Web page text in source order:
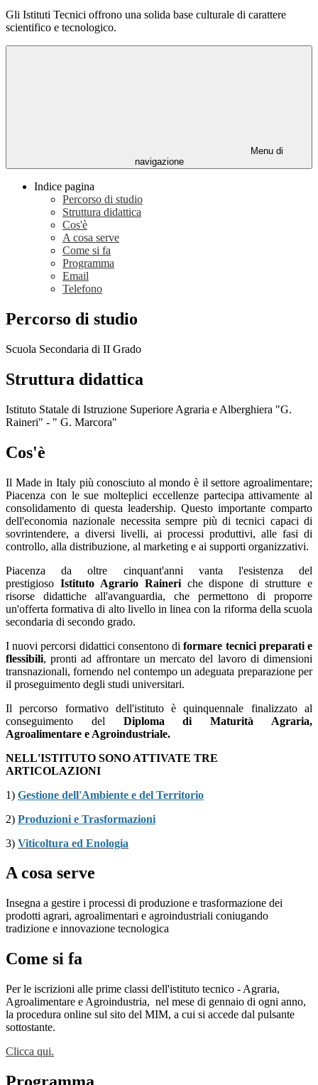
Gli Istituti Tecnici offrono una solida base culturale di carattere
scientifico e tecnologico.
Menu di
navigazione
Indice pagina
Percorso di studio
Struttura didattica
Cos'è
A cosa serve
Come si fa
Programma
Email
Telefono
Percorso di studio
Scuola Secondaria di II Grado
Struttura didattica
Istituto Statale di Istruzione Superiore Agraria e Alberghiera "G.
Raineri" - " G. Marcora"
Cos'è
Il Made in Italy più conosciuto al mondo è il settore agroalimentare;
Piacenza con le sue molteplici eccellenze partecipa attivamente al
consolidamento di questa leadership. Questo importante comparto
dell'economia nazionale necessita sempre più di tecnici capaci di
sovrintendere, a diversi livelli, ai processi produttivi, alle fasi di
controllo, alla distribuzione, al marketing e ai supporti organizzativi.
Piacenza da oltre cinquant'anni vanta l'esistenza del
prestigioso Istituto Agrario Raineri che dispone di strutture e
risorse didattiche all'avanguardia, che permettono di proporre
un'offerta formativa di alto livello in linea con la riforma della scuola
secondaria di secondo grado.
I nuovi percorsi didattici consentono di formare tecnici preparati e
flessibili, pronti ad affrontare un mercato del lavoro di dimensioni
transnazionali, fornendo nel contempo un adeguata preparazione per
il proseguimento degli studi universitari.
Il percorso formativo dell'istituto è quinquennale finalizzato al
conseguimento del Diploma di Maturità Agraria,
Agroalimentare e Agroindustriale.
NELL'ISTITUTO SONO ATTIVATE TRE
ARTICOLAZIONI
1) Gestione dell'Ambiente e del Territorio
2) Produzioni e Trasformazioni
3) Viticoltura ed Enologia
A cosa serve
Insegna a gestire i processi di produzione e trasformazione dei
prodotti agrari, agroalimentari e agroindustriali coniugando
tradizione e innovazione tecnologica
Come si fa
Per le iscrizioni alle prime classi dell'istituto tecnico - Agraria,
Agroalimentare e Agroindustria, nel mese di gennaio di ogni anno,
la procedura online sul sito del MIM, a cui si accede dal pulsante
sottostante.
Clicca qui.